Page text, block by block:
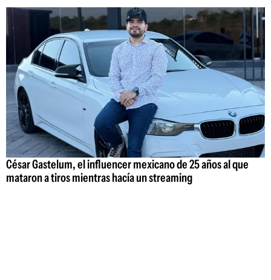
César Gastelum, el influencer mexicano de 25 años al que
mataron a tiros mientras hacía un streaming